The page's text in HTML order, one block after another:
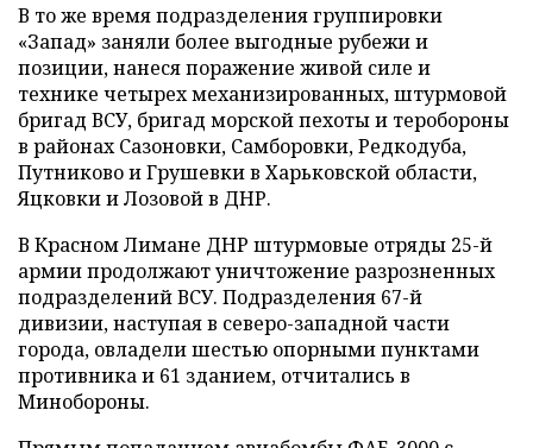
В то же время подразделения группировки
«Запад» заняли более выгодные рубежи и
позиции, нанеся поражение живой силе и
технике четырех механизированных, штурмовой
бригад ВСУ, бригад морской пехоты и теробороны
в районах Сазоновки, Самборовки, Редкодуба,
Путниково и Грушевки в Харьковской области,
Яцковки и Лозовой в ДНР.
В Красном Лимане ДНР штурмовые отряды 25-й
армии продолжают уничтожение разрозненных
подразделений ВСУ. Подразделения 67-й
дивизии, наступая в северо-западной части
города, овладели шестью опорными пунктами
противника и 61 зданием, отчитались в
Минобороны.